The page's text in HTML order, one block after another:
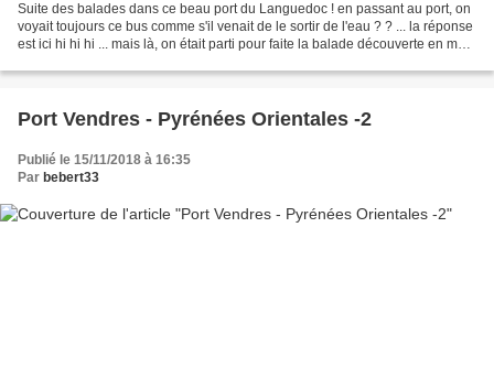
Suite des balades dans ce beau port du Languedoc ! en passant au port, on
voyait toujours ce bus comme s'il venait de le sortir de l'eau ? ? ... la réponse
est ici hi hi hi ... mais là, on était parti pour faite la balade découverte en mer
Port Vendres - Pyrénées Orientales -2
Publié le 15/11/2018 à 16:35
Par bebert33